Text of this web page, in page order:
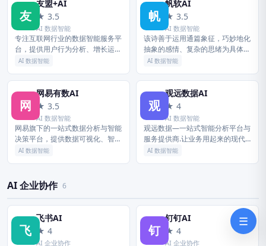
友
友盟+AI
★ 3.5
AI 数据智能
专注互联网行业的数据智能服务平
台，提供用户行为分析、增长运
营、智能决策等能力，帮助开发者
AI 数据智能
帆
帆软AI
★ 3.5
AI 数据智能
该诗善于运用通篇象征，巧妙地化
抽象的感情、复杂的思绪为具体可
感的形象，「帆」的象征意义超越
渴望冲破平庸与空虚的宁静生活，
力求...
AI 数据智能
网
网易有数AI
★ 3.5
AI 数据智能
网易旗下的一站式数据分析与智能
决策平台，提供数据可视化、智能
分析、大模型辅助决策等能力，助
AI 数据智能
观
观远数据AI
★ 4
AI 数据智能
观远数据—一站式智能分析平台与
服务提供商.让业务用起来的现代
化BI.为企业提供BI软件,自助BI,BI
AI 数据智能
AI 企业协作 6
飞
飞书AI
★ 4
AI 企业协作
钉
钉钉AI
★ 4
AI 企业协作
☰